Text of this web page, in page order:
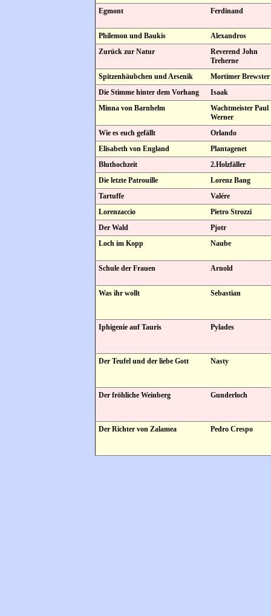
Egmont
Ferdinand
Philemon und Baukis
Alexandros
Zurück zur Natur
Reverend John
Treherne
Spitzenhäubchen und Arsenik
Mortimer Brewster
Die Stimme hinter dem Vorhang
Isaak
Minna von Barnhelm
Wachtmeister Paul
Werner
Wie es euch gefällt
Orlando
Elisabeth von England
Plantagenet
Bluthochzeit
2.Holzfäller
Die letzte Patrouille
Lorenz Bang
Tartuffe
Valére
Lorenzaccio
Pietro Strozzi
Der Wald
Pjotr
Loch im Kopp
Naube
Schule der Frauen Arnold
Was ihr wollt Sebastian
Iphigenie auf Tauris Pylades
Der Teufel und der liebe Gott Nasty
Der fröhliche Weinberg Gunderloch
Der Richter von Zalamea Pedro Crespo